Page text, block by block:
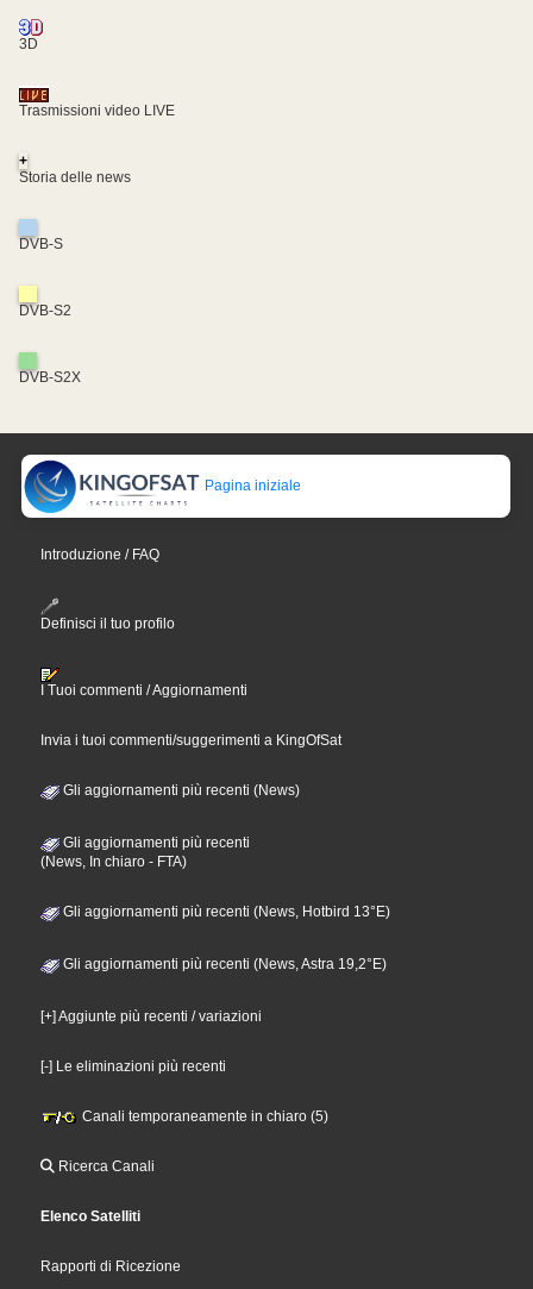
3D
Trasmissioni video LIVE
+
Storia delle news
DVB-S
DVB-S2
DVB-S2X
Pagina iniziale
Introduzione / FAQ
Definisci il tuo profilo
I Tuoi commenti / Aggiornamenti
Invia i tuoi commenti/suggerimenti a KingOfSat
Gli aggiornamenti più recenti (News)
Gli aggiornamenti più recenti
(News, In chiaro - FTA)
Gli aggiornamenti più recenti (News, Hotbird 13°E)
Gli aggiornamenti più recenti (News, Astra 19,2°E)
[+] Aggiunte più recenti / variazioni
[-] Le eliminazioni più recenti
Canali temporaneamente in chiaro (5)
Ricerca Canali
Elenco Satelliti
Rapporti di Ricezione